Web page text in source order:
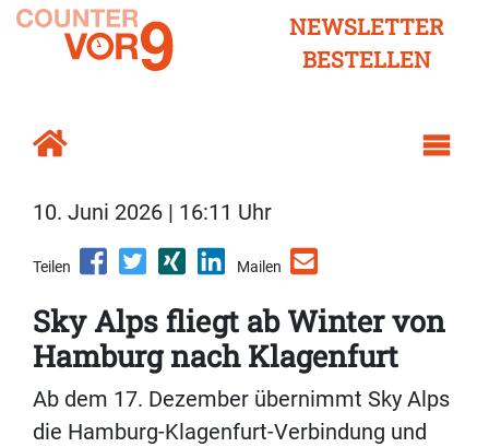
NEWSLETTER
BESTELLEN
10. Juni 2026 | 16:11 Uhr
Teilen Mailen
Sky Alps fliegt ab Winter von
Hamburg nach Klagenfurt
Ab dem 17. Dezember übernimmt Sky Alps
die Hamburg-Klagenfurt-Verbindung und